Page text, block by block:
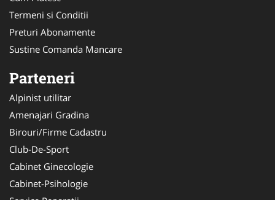
Termeni si Conditii
Preturi Abonamente
Sustine Comanda Mancare
Parteneri
Alpinist utilitar
Amenajari Gradina
Birouri/Firme Cadastru
Club-De-Sport
Cabinet Ginecologie
Cabinet-Psihologie